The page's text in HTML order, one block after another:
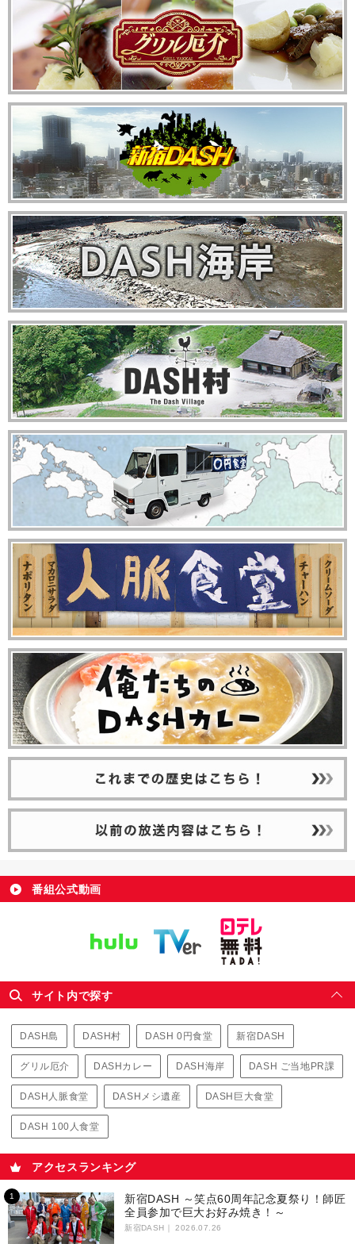
番組公式動画
サイト内で探す
DASH島 DASH村 DASH 0円食堂 新宿DASH
グリル厄介 DASHカレー DASH海岸 DASH ご当地PR課
DASH人脈食堂 DASHメシ遺産 DASH巨大食堂
DASH 100人食堂
アクセスランキング
新宿DASH ～笑点60周年記念夏祭り！師匠
全員参加で巨大お好み焼き！～
新宿DASH｜ 2026.07.26